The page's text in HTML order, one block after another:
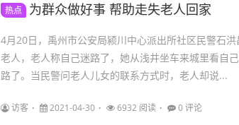
热点 为群众做好事 帮助走失老人回家
4月20日，禹州市公安局颍川中心派出所社区民警石
老人，老人称自己迷路了，她从浅井坐车来城里看自
路了。当民警问老人儿女的联系方式时，老人却说...
访客 2021-04-30 6932 阅读 0 评论